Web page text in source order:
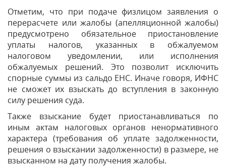
Отметим, что при подаче физлицом заявления о
перерасчете или жалобы (апелляционной жалобы)
предусмотрено обязательное приостановление
уплаты налогов, указанных в обжалуемом
налоговом уведомлении, или исполнения
обжалуемых решений. Это позволит исключить
спорные суммы из сальдо ЕНС. Иначе говоря, ИФНС
не сможет их взыскать до вступления в законную
силу решения суда.
Также взыскание будет приостанавливаться по
иным актам налоговых органов ненормативного
характера (требования об уплате задолженности,
решения о взыскании задолженности) в размере, не
взысканном на дату получения жалобы.